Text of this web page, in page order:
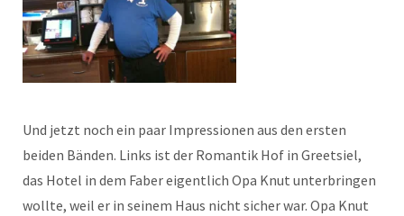
Und jetzt noch ein paar Impressionen aus den ersten
beiden Bänden. Links ist der Romantik Hof in Greetsiel,
das Hotel in dem Faber eigentlich Opa Knut unterbringen
wollte, weil er in seinem Haus nicht sicher war. Opa Knut